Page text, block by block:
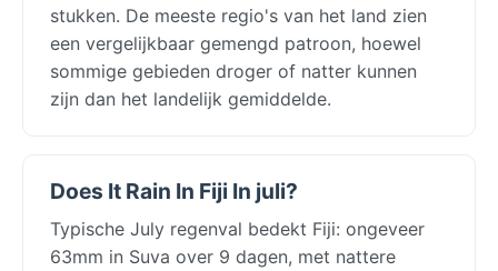
stukken. De meeste regio's van het land zien
een vergelijkbaar gemengd patroon, hoewel
sommige gebieden droger of natter kunnen
zijn dan het landelijk gemiddelde.
Does It Rain In Fiji In juli?
Typische July regenval bedekt Fiji: ongeveer
63mm in Suva over 9 dagen, met nattere